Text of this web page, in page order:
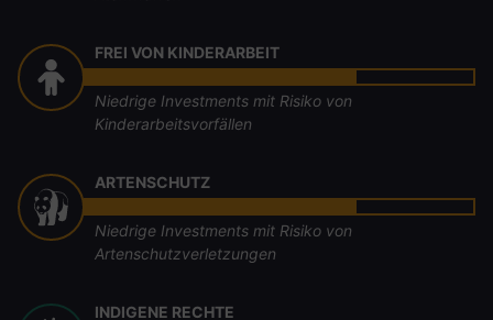
FREI VON KINDERARBEIT
Niedrige Investments mit Risiko von
Kinderarbeitsvorfällen
ARTENSCHUTZ
Niedrige Investments mit Risiko von
Artenschutzverletzungen
INDIGENE RECHTE